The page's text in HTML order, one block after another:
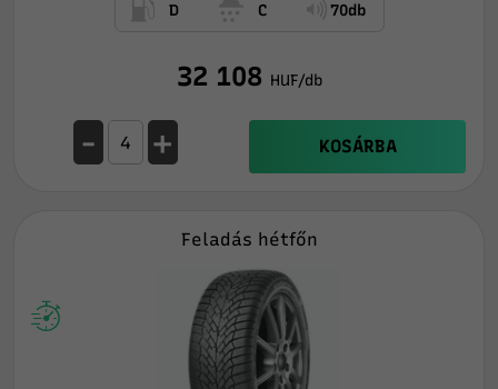
D C 70db
32 108 HUF/db
- + KOSÁRBA
Feladás hétfőn